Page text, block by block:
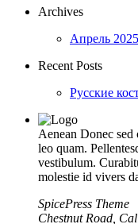
Archives
Апрель 2025
Recent Posts
Русские
Aenean Donec
leo quam.
vestibulum.
molestie id vivers
SpicePress Theme
Chestnut Road,